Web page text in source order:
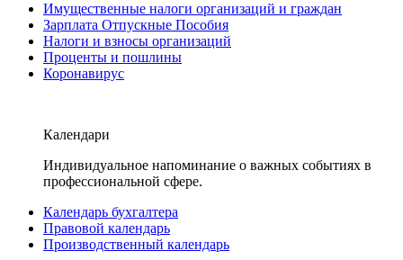
Имущественные налоги организаций и граждан
Зарплата Отпускные Пособия
Налоги и взносы организаций
Проценты и пошлины
Коронавирус
Календари
Индивидуальное напоминание о важных событиях в
профессиональной сфере.
Календарь бухгалтера
Правовой календарь
Производственный календарь